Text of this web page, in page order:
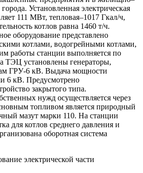
Установленная электрическая
111 МВт, тепловая–1017 Гкал/ч,
котлов равна 1460 т/ч.
оборудование представлено
котлами, водогрейными котлами,
работы станции выполняется по
ТЭЦ установлены генераторы,
ГРУ-6 кВ. Выдача мощности
6 кВ. Предусмотрено
закрытого типа.
нужд осуществляется через
топливом является природный
мазут марки 110. На станции
для котлов среднего давления и
оборотная система
электрической части